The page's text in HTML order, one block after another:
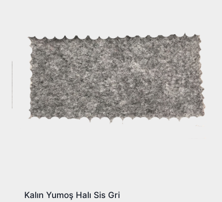
Kalın Yumoş Halı Sis Gri